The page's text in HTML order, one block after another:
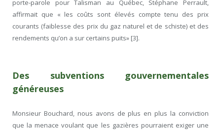
porte-parole pour Talisman au Québec, Stéphane Perrault,
affirmait que « les coûts sont élevés compte tenu des prix
courants (faiblesse des prix du gaz naturel et de schiste) et des
rendements qu’on a sur certains puits» [3].
Des subventions gouvernementales
généreuses
Monsieur Bouchard, nous avons de plus en plus la conviction
que la menace voulant que les gazières pourraient exiger une